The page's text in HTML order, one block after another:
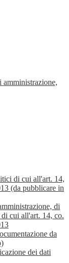
di cui all'art. 14,
(da pubblicare in
di
cui all'art. 14, co.
da
dei dati